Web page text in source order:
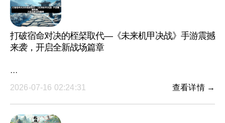
打破宿命对决的桎梷取代—《未来机甲决战》手游震撼
来袭，开启全新战场篇章
···
2026-07-16 02:24:31
查看详情 →